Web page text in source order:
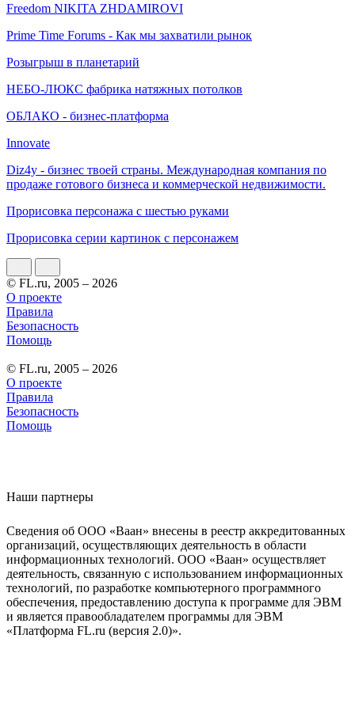
Freedom NIKITA ZHDAMIROVI
Prime Time Forums - Как мы захватили рынок
Розыгрыш в планетарий
НЕБО-ЛЮКС фабрика натяжных потолков
ОБЛАКО - бизнес-платформа
Innovate
Diz4y - бизнес твоей страны. Международная компания по
продаже готового бизнеса и коммерческой недвижимости.
Прорисовка персонажа с шестью руками
Прорисовка серии картинок с персонажем
© FL.ru, 2005 – 2026
О проекте
Правила
Безопасность
Помощь
© FL.ru, 2005 – 2026
О проекте
Правила
Безопасность
Помощь
Наши партнеры
Сведения об ООО «Ваан» внесены в реестр аккредитованных
организаций, осуществляющих деятельность в области
информационных технологий. ООО «Ваан» осуществляет
деятельность, связанную с использованием информационных
технологий, по разработке компьютерного программного
обеспечения, предоставлению доступа к программе для ЭВМ
и является правообладателем программы для ЭВМ
«Платформа FL.ru (версия 2.0)».